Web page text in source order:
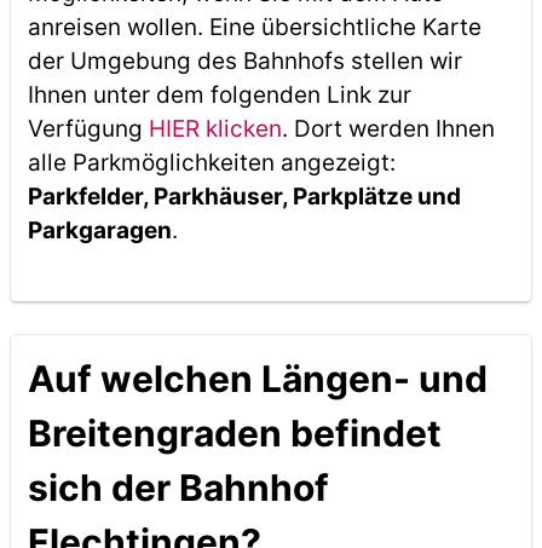
anreisen wollen. Eine übersichtliche Karte
der Umgebung des Bahnhofs stellen wir
Ihnen unter dem folgenden Link zur
Verfügung HIER klicken. Dort werden Ihnen
alle Parkmöglichkeiten angezeigt:
Parkfelder, Parkhäuser, Parkplätze und
Parkgaragen.
Auf welchen Längen- und
Breitengraden befindet
sich der Bahnhof